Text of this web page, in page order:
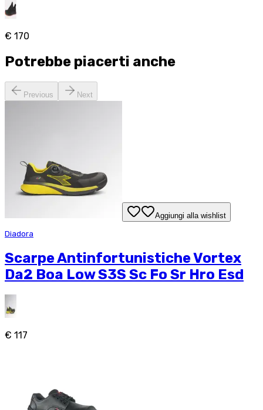
€ 170
Potrebbe piacerti anche
Previous Next
Aggiungi alla wishlist
Diadora
Scarpe Antinfortunistiche Vortex
Da2 Boa Low S3S Sc Fo Sr Hro Esd
€ 117